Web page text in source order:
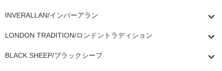
INVERALLAN/インバーアラン
LONDON TRADITION/ロンドントラディション
BLACK SHEEP/ブラックシープ